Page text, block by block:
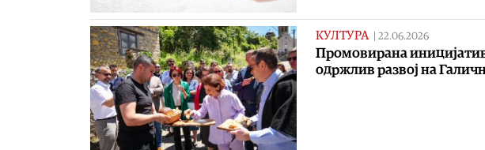
КУЛТУРА | 22.06.2026
Промовирана
одржлив развој на